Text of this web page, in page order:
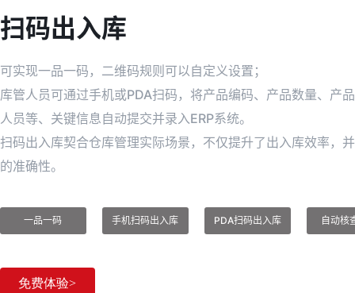
扫码出入库
可实现一品一码，二维码规则可以自定义设置；
库管人员可通过手机或PDA扫码，将产品编码、产品数量、产
人员等、关键信息自动提交并录入ERP系统。
扫码出入库契合仓库管理实际场景，不仅提升了出入库效率，
的准确性。
一品一码 手机扫码出入库 PDA扫码出入库 自动核
免费体验>